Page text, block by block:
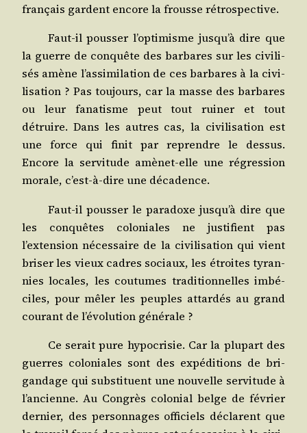
fran­çais gardent encore la frousse rétrospective.
Faut-il pous­ser l’optimisme jusqu’à dire que
la guerre de conquête des bar­bares sur les civi­li­
sés amène l’assimilation de ces bar­bares à la civi­
li­sa­tion ? Pas tou­jours, car la masse des bar­bares
ou leur fana­tisme peut tout rui­ner et tout
détruire. Dans les autres cas, la civi­li­sa­tion est
une force qui finit par reprendre le des­sus.
Encore la ser­vi­tude amè­net-elle une régres­sion
morale, c’est-à-dire une décadence.
Faut-il pous­ser le para­doxe jusqu’à dire que
les conquêtes colo­niales ne jus­ti­fient pas
l’extension néces­saire de la civi­li­sa­tion qui vient
bri­ser les vieux cadres sociaux, les étroites tyran­
nies locales, les cou­tumes tra­di­tion­nelles imbé­
ciles, pour mêler les peuples attar­dés au grand
cou­rant de l’évolution générale ?
Ce serait pure hypo­cri­sie. Car la plu­part des
guerres colo­niales sont des expé­di­tions de bri­
gan­dage qui sub­sti­tuent une nou­velle ser­vi­tude à
l’ancienne. Au Congrès colo­nial belge de février
der­nier, des per­son­nages offi­ciels déclarent que